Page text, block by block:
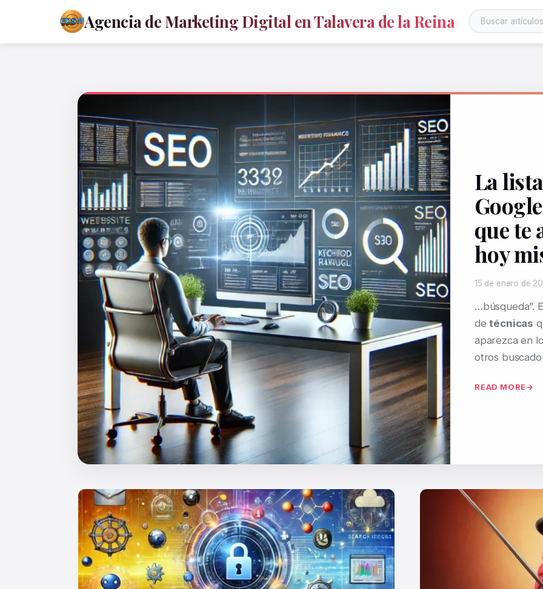
Agencia de Marketing Digital en Talavera de la Reina
La
que te
hoy
15 de enero de
…búsqueda”.
detécnicas
aparezca en
otros
READ MORE